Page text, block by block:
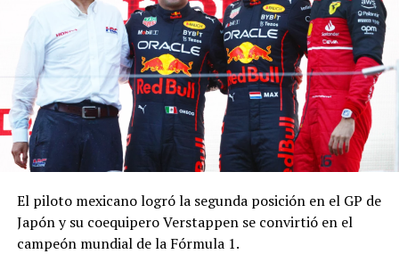
El piloto mexicano logró la segunda posición en el GP de
Japón y su coequipero Verstappen se convirtió en el
campeón mundial de la Fórmula 1.